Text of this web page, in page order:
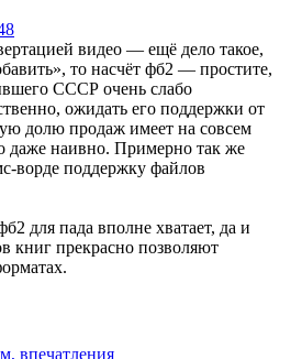
видео — ещё дело такое,
то насчёт фб2 — простите,
СССР очень слабо
ожидать его поддержки от
долю продаж имеет на совсем
даже наивно. Примерно так же
ворде поддержку файлов
для пада вполне хватает, да и
книг прекрасно позволяют
впечатления